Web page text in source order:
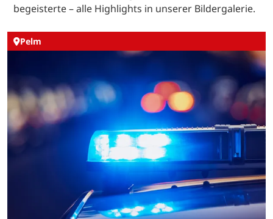
begeisterte – alle Highlights in unserer Bildergalerie.
Pelm